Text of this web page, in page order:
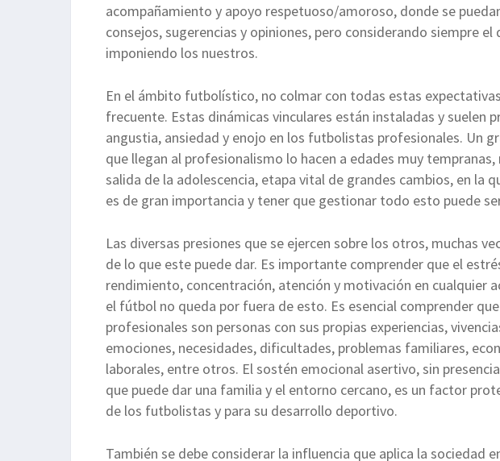
acompañamiento y apoyo respetuoso/amoroso, donde se
consejos, sugerencias y opiniones, pero considerando siempre
imponiendo los nuestros.
En el ámbito futbolístico, no colmar con todas estas
frecuente. Estas dinámicas vinculares están instaladas y suelen
angustia, ansiedad y enojo en los futbolistas profesionales. Un
que llegan al profesionalismo lo hacen a edades muy tempranas,
salida de la adolescencia, etapa vital de grandes cambios, en la
es de gran importancia y tener que gestionar todo esto puede
Las diversas presiones que se ejercen sobre los otros, muchas
de lo que este puede dar. Es importante comprender que el
rendimiento, concentración, atención y motivación en cualquier
el fútbol no queda por fuera de esto. Es esencial comprender
profesionales son personas con sus propias experiencias,
emociones, necesidades, dificultades, problemas familiares,
laborales, entre otros. El sostén emocional asertivo, sin
que puede dar una familia y el entorno cercano, es un factor
de los futbolistas y para su desarrollo deportivo.
También se debe considerar la influencia que aplica la sociedad